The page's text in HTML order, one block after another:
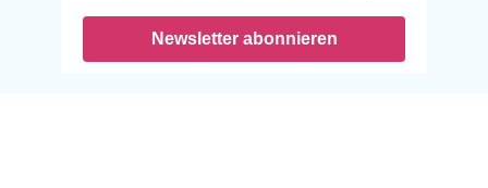
Newsletter abonnieren